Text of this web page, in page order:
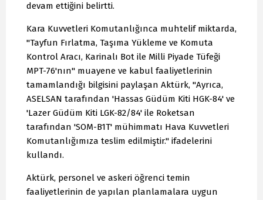
devam ettiğini belirtti.
Kara Kuvvetleri Komutanlığınca muhtelif miktarda,
"Tayfun Fırlatma, Taşıma Yükleme ve Komuta
Kontrol Aracı, Karinalı Bot ile Milli Piyade Tüfeği
MPT-76'nın" muayene ve kabul faaliyetlerinin
tamamlandığı bilgisini paylaşan Aktürk, "Ayrıca,
ASELSAN tarafından 'Hassas Güdüm Kiti HGK-84' ve
'Lazer Güdüm Kiti LGK-82/84' ile Roketsan
tarafından 'SOM-B1T' mühimmatı Hava Kuvvetleri
Komutanlığımıza teslim edilmiştir." ifadelerini
kullandı.
Aktürk, personel ve askeri öğrenci temin
faaliyetlerinin de yapılan planlamalara uygun